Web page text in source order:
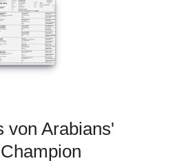
von Arabians'